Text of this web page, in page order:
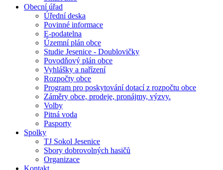
Obecní úřad
Úřední deska
Povinné informace
E-podatelna
Územní plán obce
Studie Jesenice - Doublovičky
Povodňový plán obce
Vyhlášky a nařízení
Rozpočty obce
Program pro poskytování dotací z rozpočtu obce
Záměry obce, prodeje, pronájmy, výzvy.
Volby
Pitná voda
Pasporty
Spolky
TJ Sokol Jesenice
Sbory dobrovolných hasičů
Organizace
Kontakt